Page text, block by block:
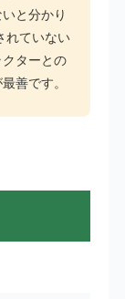
と分かり
れていない
ターとの
善です。